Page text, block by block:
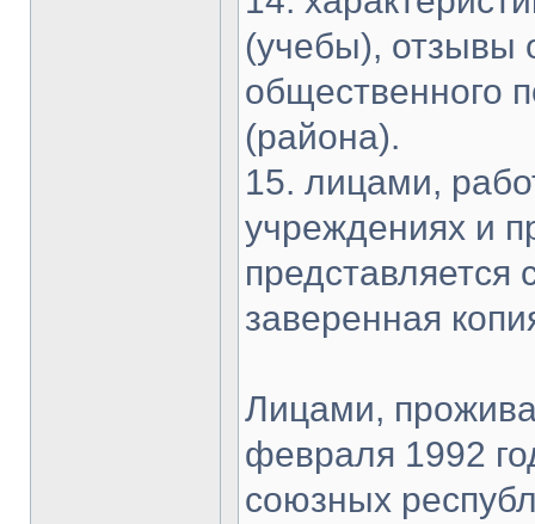
(учебы), отзывы
общественного
(района).
15. лицами,
учреждениях и
заверенная
Лицами,
февраля 1992
союзных